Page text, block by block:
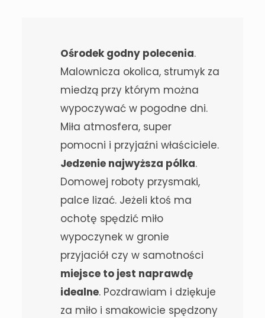
Ośrodek godny polecenia.
Malownicza okolica, strumyk za
miedzą przy którym można
wypoczywać w pogodne dni.
Miła atmosfera, super
pomocni i przyjaźni właściciele.
Jedzenie najwyższa pólka.
Domowej roboty przysmaki,
palce lizać. Jeżeli ktoś ma
ochotę spędzić miło
wypoczynek w gronie
przyjaciół czy w samotności
miejsce to jest naprawdę
idealne. Pozdrawiam i dziękuje
za miło i smakowicie spędzony